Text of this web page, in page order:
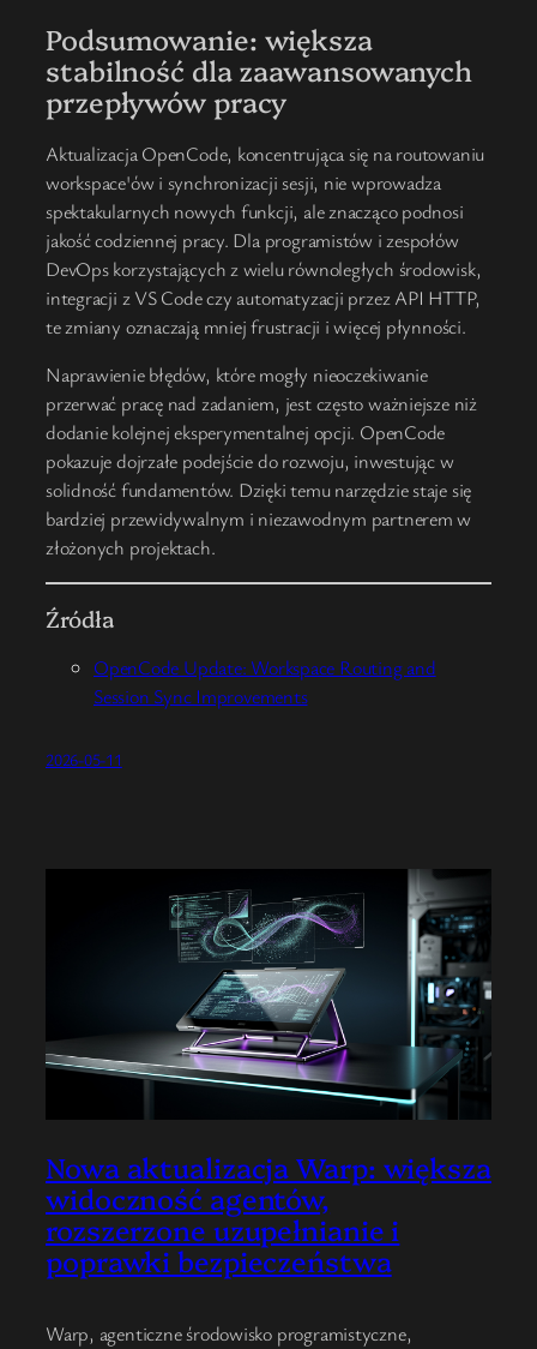
Podsumowanie: większa
stabilność dla zaawansowanych
przepływów pracy
Aktualizacja OpenCode, koncentrująca się na routowaniu
workspace'ów i synchronizacji sesji, nie wprowadza
spektakularnych nowych funkcji, ale znacząco podnosi
jakość codziennej pracy. Dla programistów i zespołów
DevOps korzystających z wielu równoległych środowisk,
integracji z VS Code czy automatyzacji przez API HTTP,
te zmiany oznaczają mniej frustracji i więcej płynności.
Naprawienie błędów, które mogły nieoczekiwanie
przerwać pracę nad zadaniem, jest często ważniejsze niż
dodanie kolejnej eksperymentalnej opcji. OpenCode
pokazuje dojrzałe podejście do rozwoju, inwestując w
solidność fundamentów. Dzięki temu narzędzie staje się
bardziej przewidywalnym i niezawodnym partnerem w
złożonych projektach.
Źródła
OpenCode Update: Workspace Routing and
Session Sync Improvements
2026-05-11
Nowa aktualizacja Warp: większa
widoczność agentów,
rozszerzone uzupełnianie i
poprawki bezpieczeństwa
Warp, agenticzne środowisko programistyczne,